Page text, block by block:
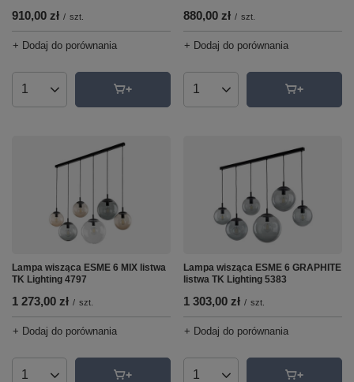
910,00 zł / szt.
+ Dodaj do porównania
Ilość produktów
880,00 zł / szt.
+ Dodaj do porównania
Ilość produktów
Lampa wisząca ESME 6 MIX listwa
TK Lighting 4797
1 273,00 zł / szt.
+ Dodaj do porównania
Lampa wisząca ESME 6 GRAPHITE
listwa TK Lighting 5383
1 303,00 zł / szt.
+ Dodaj do porównania